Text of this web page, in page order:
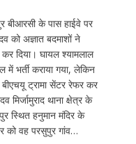
बीआरसी के पास हाईवे पर
को अज्ञात बदमाशों ने
दिया। घायल श्यामलाल
में भर्ती कराया गया, लेकिन
ट्रामा सेंटर रेफर कर
मिर्जामुराद थाना क्षेत्र के
स्थित हनुमान मंदिर के
को वह परसुपुर गांव…